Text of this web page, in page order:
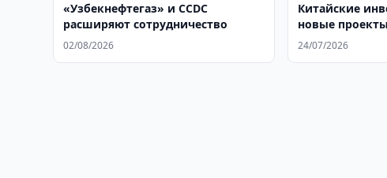
«Узбекнефтегаз» и CCDC
расширяют сотрудничество
02/08/2026
Китайские
новые
области
24/07/2026